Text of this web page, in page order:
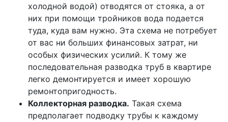
холодной водой) отводятся от стояка, а от
них при помощи тройников вода подается
туда, куда вам нужно. Эта схема не потребует
от вас ни больших финансовых затрат, ни
особых физических усилий. К тому же
последовательная разводка труб в квартире
легко демонтируется и имеет хорошую
ремонтопригодность.
Коллекторная разводка. Такая схема
предполагает подводку трубы к каждому